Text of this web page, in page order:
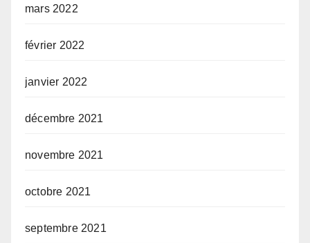
mars 2022
février 2022
janvier 2022
décembre 2021
novembre 2021
octobre 2021
septembre 2021